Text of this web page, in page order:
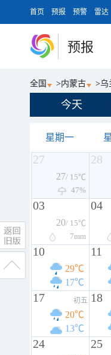
首页 预报 预警 雷达
预报
全国 >内蒙古 >乌
今天
星期一
27
27/ 15℃
47%
28
03
20/ 15℃
7mm
04
10
29℃
17℃
11
17 初五
20℃
13℃
18
24 25